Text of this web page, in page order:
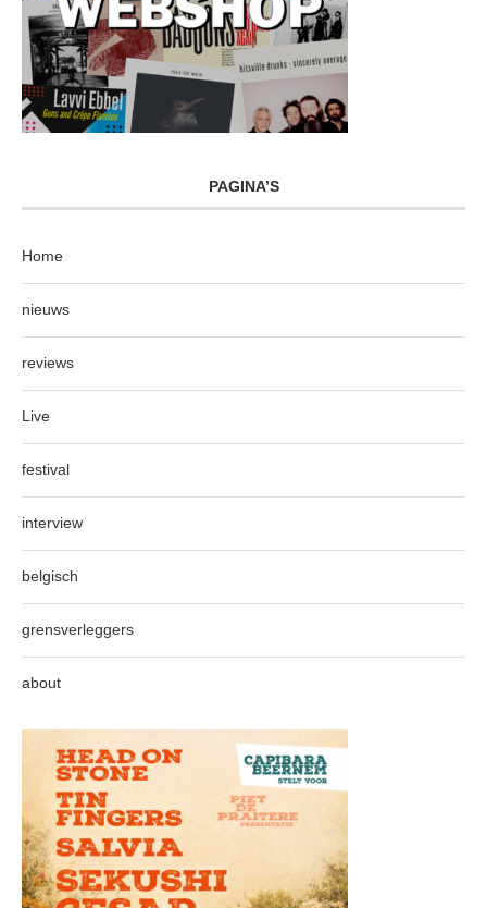
PAGINA’S
Home
nieuws
reviews
Live
festival
interview
belgisch
grensverleggers
about